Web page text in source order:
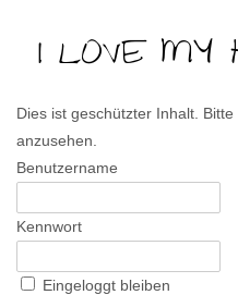
I LOVE MY
Dies ist geschützter Inhalt.
anzusehen.
Benutzername
Kennwort
Eingeloggt bleiben